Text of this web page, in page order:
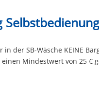
Selbstbedienung
in der SB-Wäsche KEINE
Mindestwert von 25 €